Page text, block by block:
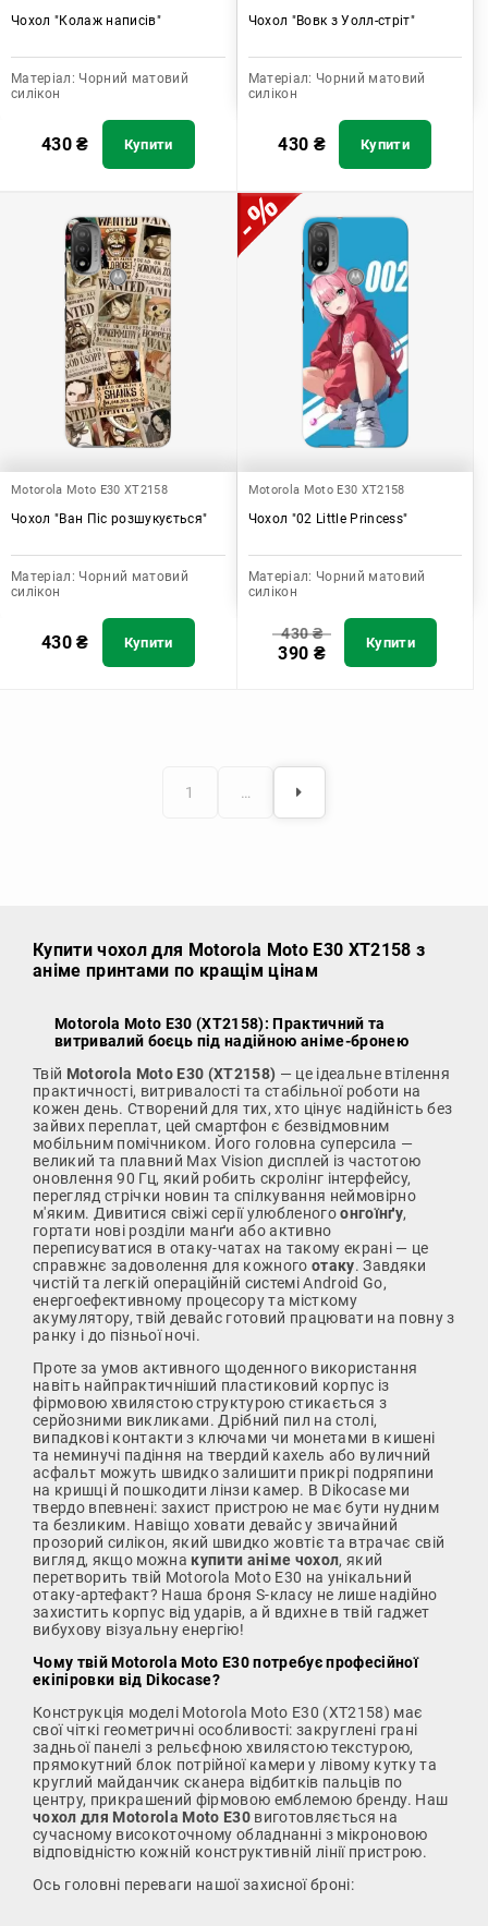
Чохол "Колаж написів"
Матеріал: Чорний матовий
силікон
430₴ Купити
Чохол "Вовк з Уолл-стріт"
Матеріал: Чорний матовий
силікон
430 ₴ Купити
Motorola Moto E30 XT2158
Чохол "Ван Піс розшукується"
Матеріал: Чорний матовий
силікон
430₴ Купити
Motorola Moto E30 XT2158
Чохол "02 Little Princess"
Матеріал: Чорний матовий
силікон
430₴
390 ₴ Купити
1 …
Купити чохол для Motorola Moto E30 XT2158 з
аніме принтами по кращім цінам
Motorola Moto E30 (XT2158): Практичний та
витривалий боєць під надійною аніме-бронею
Твій Motorola Moto E30 (XT2158) — це ідеальне втілення
практичності, витривалості та стабільної роботи на
кожен день. Створений для тих, хто цінує надійність без
зайвих переплат, цей смартфон є безвідмовним
мобільним помічником. Його головна суперсила —
великий та плавний Max Vision дисплей із частотою
оновлення 90 Гц, який робить скролінг інтерфейсу,
перегляд стрічки новин та спілкування неймовірно
м'яким. Дивитися свіжі серії улюбленогоонгоїнґу,
гортати нові розділи манґи або активно
переписуватися в отаку-чатах на такому екрані — це
справжнє задоволення для кожного отаку. Завдяки
чистій та легкій операційній системі Android Go,
енергоефективному процесору та місткому
акумулятору, твій девайс готовий працювати на повну з
ранку і до пізньої ночі.
Проте за умов активного щоденного використання
навіть найпрактичніший пластиковий корпус із
фірмовою хвилястою структурою стикається з
серйозними викликами. Дрібний пил на столі,
випадкові контакти з ключами чи монетами в кишені
та неминучі падіння на твердий кахель або вуличний
асфальт можуть швидко залишити прикрі подряпини
на кришці й пошкодити лінзи камер. В Dikocase ми
твердо впевнені: захист пристрою не має бути нудним
та безликим. Навіщо ховати девайс у звичайний
прозорий силікон, який швидко жовтіє та втрачає свій
вигляд, якщо можна купити аніме чохол, який
перетворить твій Motorola Moto E30 на унікальний
отаку-артефакт? Наша броня S-класу не лише надійно
захистить корпус від ударів, а й вдихне в твій гаджет
вибухову візуальну енергію!
Чому твій Motorola Moto E30 потребує професійної
екіпіровки від Dikocase?
Конструкція моделі Motorola Moto E30 (XT2158) має
свої чіткі геометричні особливості: закруглені грані
задньої панелі з рельєфною хвилястою текстурою,
прямокутний блок потрійної камери у лівому кутку та
круглий майданчик сканера відбитків пальців по
центру, прикрашений фірмовою емблемою бренду. Наш
чохол для Motorola Moto E30 виготовляється на
сучасному високоточному обладнанні з мікроновою
відповідністю кожній конструктивній лінії пристрою.
Ось головні переваги нашої захисної броні: